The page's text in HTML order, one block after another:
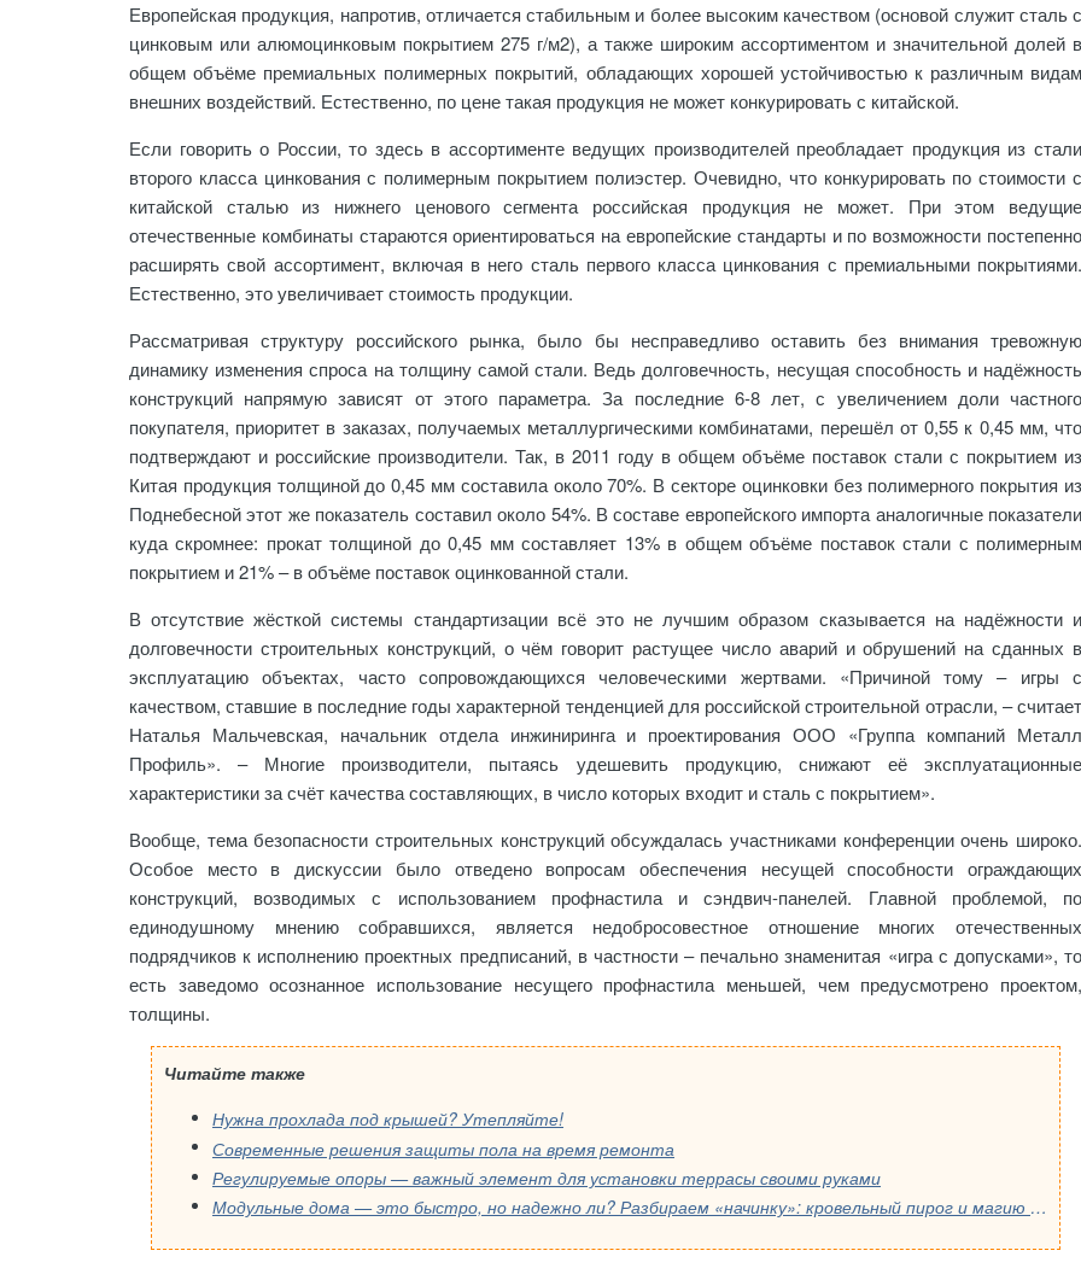
Европейская продукция, напротив, отличается стабильным и более высоким качеством (основой служит сталь с
цинковым или алюмоцинковым покрытием 275 г/м2), а также широким ассортиментом и значительной долей в
общем объёме премиальных полимерных покрытий, обладающих хорошей устойчивостью к различным видам
внешних воздействий. Естественно, по цене такая продукция не может конкурировать с китайской.
Если говорить о России, то здесь в ассортименте ведущих производителей преобладает продукция из стали
второго класса цинкования с полимерным покрытием полиэстер. Очевидно, что конкурировать по стоимости с
китайской сталью из нижнего ценового сегмента российская продукция не может. При этом ведущие
отечественные комбинаты стараются ориентироваться на европейские стандарты и по возможности постепенно
расширять свой ассортимент, включая в него сталь первого класса цинкования с премиальными покрытиями.
Естественно, это увеличивает стоимость продукции.
Рассматривая структуру российского рынка, было бы несправедливо оставить без внимания тревожную
динамику изменения спроса на толщину самой стали. Ведь долговечность, несущая способность и надёжность
конструкций напрямую зависят от этого параметра. За последние 6-8 лет, с увеличением доли частного
покупателя, приоритет в заказах, получаемых металлургическими комбинатами, перешёл от 0,55 к 0,45 мм, что
подтверждают и российские производители. Так, в 2011 году в общем объёме поставок стали с покрытием из
Китая продукция толщиной до 0,45 мм составила около 70%. В секторе оцинковки без полимерного покрытия из
Поднебесной этот же показатель составил около 54%. В составе европейского импорта аналогичные показатели
куда скромнее: прокат толщиной до 0,45 мм составляет 13% в общем объёме поставок стали с полимерным
покрытием и 21% – в объёме поставок оцинкованной стали.
В отсутствие жёсткой системы стандартизации всё это не лучшим образом сказывается на надёжности и
долговечности строительных конструкций, о чём говорит растущее число аварий и обрушений на сданных в
эксплуатацию объектах, часто сопровождающихся человеческими жертвами. «Причиной тому – игры с
качеством, ставшие в последние годы характерной тенденцией для российской строительной отрасли, – считает
Наталья Мальчевская, начальник отдела инжиниринга и проектирования ООО «Группа компаний Металл
Профиль». – Многие производители, пытаясь удешевить продукцию, снижают её эксплуатационные
характеристики за счёт качества составляющих, в число которых входит и сталь с покрытием».
Вообще, тема безопасности строительных конструкций обсуждалась участниками конференции очень широко.
Особое место в дискуссии было отведено вопросам обеспечения несущей способности ограждающих
конструкций, возводимых с использованием профнастила и сэндвич-панелей. Главной проблемой, по
единодушному мнению собравшихся, является недобросовестное отношение многих отечественных
подрядчиков к исполнению проектных предписаний, в частности – печально знаменитая «игра с допусками», то
есть заведомо осознанное использование несущего профнастила меньшей, чем предусмотрено проектом,
толщины.
Читайте также
Нужна прохлада под крышей? Утепляйте!
Современные решения защиты пола на время ремонта
Регулируемые опоры — важный элемент для установки террасы своими руками
Модульные дома — это быстро, но надежно ли? Разбираем «начинку»: кровельный пирог и магию мембран